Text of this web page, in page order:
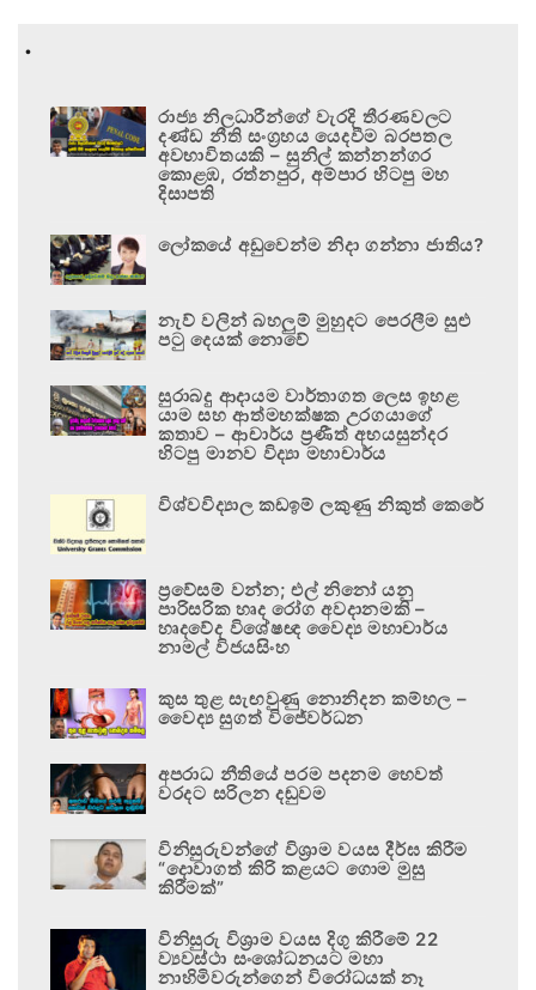
.
රාජ්‍ය නිලධාරීන්ගේ වැරදි තීරණවලට
දණ්ඩ නීති සංග්‍රහය යෙදවීම බරපතල
අවභාවිතයකි – සුනිල් කන්නන්ගර
කොළඹ, රත්නපුර, අම්පාර හිටපු මහ
දිසාපති
ලෝකයේ අඩුවෙන්ම නිදා ගන්නා ජාතිය?
නැව් වලින් බහලුම් මුහුදට පෙරලීම සුළු
පටු දෙයක් නොවේ
සුරාබදු ආදායම වාර්තාගත ලෙස ඉහළ
යාම සහ ආත්මභක්ෂක උරගයාගේ
කතාව – ආචාර්ය ප්‍රණීත් අභයසුන්දර
හිටපු මානව විද්‍යා මහාචාර්ය
විශ්වවිද්‍යාල කඩඉම් ලකුණු නිකුත් කෙරේ
ප්‍රවේසම් වන්න; එල් නිනෝ යනු
පාරිසරික හෘද රෝග අවදානමකි –
හෘදවේද විශේෂඥ වෛද්‍ය මහාචාර්ය
නාමල් විජයසිංහ
කුස තුළ සැඟවුණු නොනිදන කම්හල –
වෛද්‍ය සුගත් විජේවර්ධන
අපරාධ නීතියේ පරම පදනම හෙවත්
වරදට සරිලන දඬුවම
විනිසුරුවන්ගේ විශ්‍රාම වයස දීර්ඝ කිරීම
“දොවාගත් කිරි කළයට ගොම මුසු
කිරීමක්”
විනිසුරු විශ්‍රාම වයස දිගු කිරීමේ 22
ව්‍යවස්ථා සංශෝධනයට මහා
නාහිමිවරුන්ගෙන් විරෝධයක් නෑ